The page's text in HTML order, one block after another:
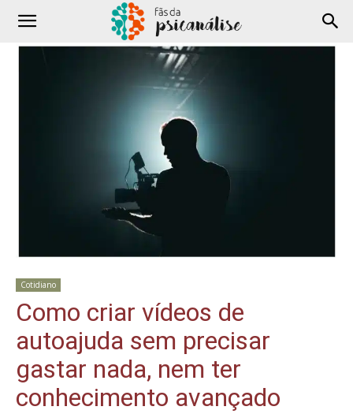
Cotidiano
Como criar vídeos de
autoajuda sem precisar
gastar nada, nem ter
conhecimento avançado